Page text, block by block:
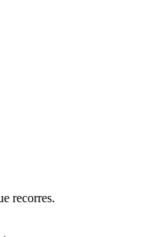
recorres.